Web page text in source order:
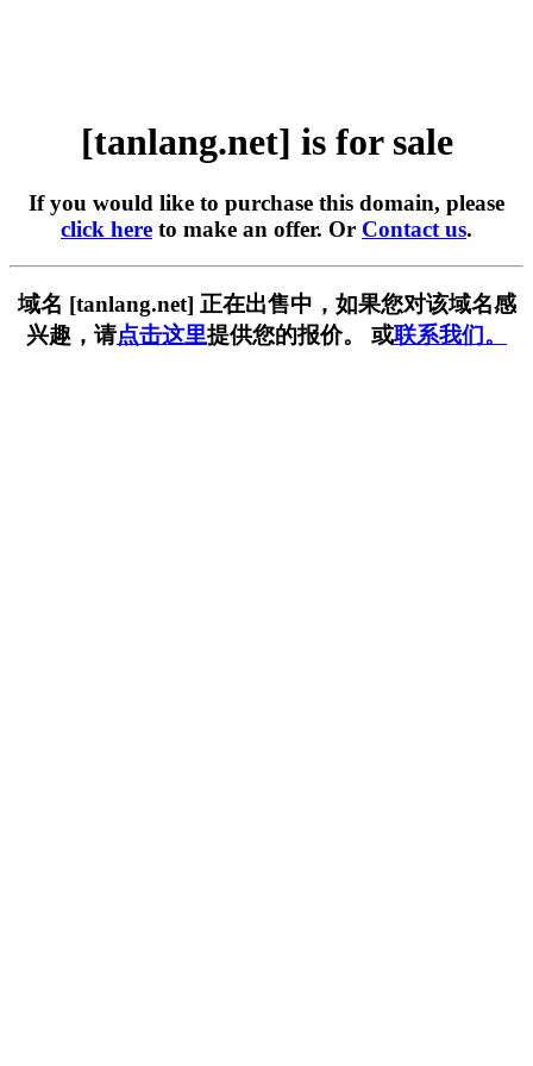
[tanlang.net] is for sale
If you would like to purchase this domain, please
click here to make an offer. Or Contact us.
域名 [tanlang.net] 正在出售中，如果您对该域名感
兴趣，请点击这里提供您的报价。 或联系我们。